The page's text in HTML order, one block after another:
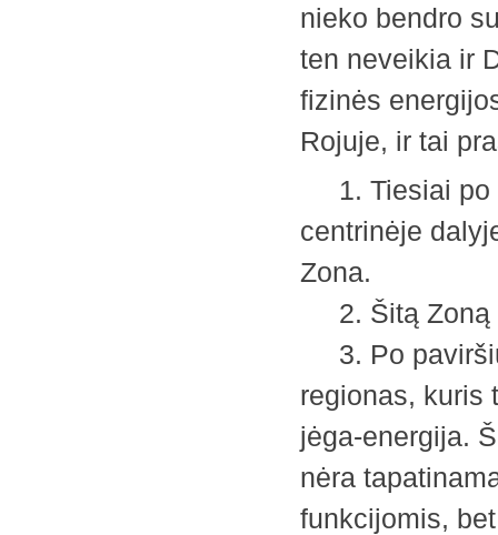
nieko bendro
ten neveikia ir
fizinės
Rojuje, ir tai
1. Tiesiai po
centrinėje
Zona.
2. Šitą Zoną
3. Po
regionas, kuris
jėga-energija.
nėra
funkcijomis,